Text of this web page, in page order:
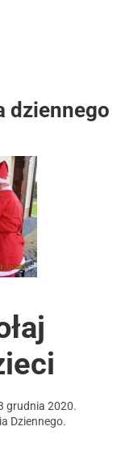
dziennego
grudnia 2020.
Dziennego.